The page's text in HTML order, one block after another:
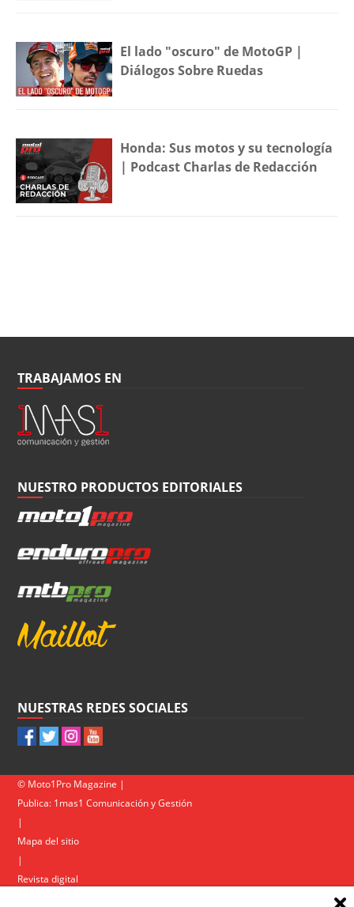
El lado "oscuro" de MotoGP |
Diálogos Sobre Ruedas
Honda: Sus motos y su tecnología
| Podcast Charlas de Redacción
TRABAJAMOS EN
NUESTRO PRODUCTOS EDITORIALES
NUESTRAS REDES SOCIALES
© Moto1Pro Magazine |
Publica: 1mas1 Comunicación y Gestión
|
Mapa del sitio
|
Revista digital